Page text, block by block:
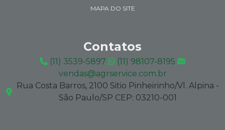
MAPA DO SITE
Contatos
(11) 3539-5897
(11) 98107-8195
vendas@agrservice.com.br
Rua Costa Barros, 2100 Sitio Pinheirinho/Vl. Alpina -
São Paulo/SP CEP: 03210-001